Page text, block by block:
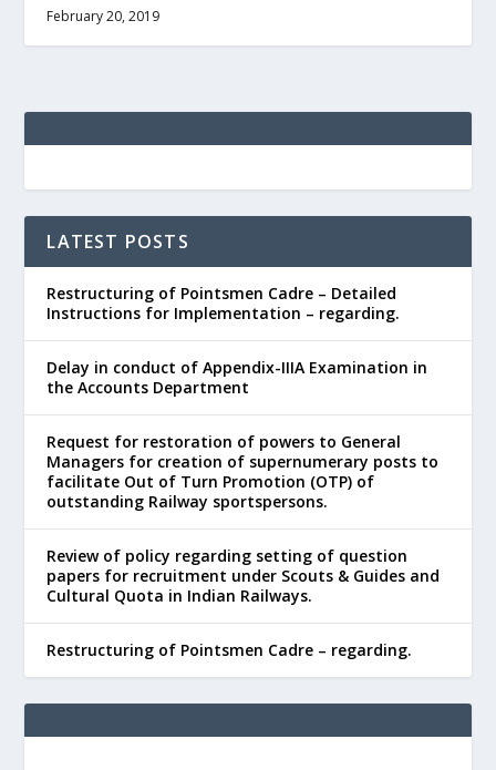
February 20, 2019
LATEST POSTS
Restructuring of Pointsmen Cadre – Detailed
Instructions for Implementation – regarding.
Delay in conduct of Appendix-IIIA Examination in
the Accounts Department
Request for restoration of powers to General
Managers for creation of supernumerary posts to
facilitate Out of Turn Promotion (OTP) of
outstanding Railway sportspersons.
Review of policy regarding setting of question
papers for recruitment under Scouts & Guides and
Cultural Quota in Indian Railways.
Restructuring of Pointsmen Cadre – regarding.